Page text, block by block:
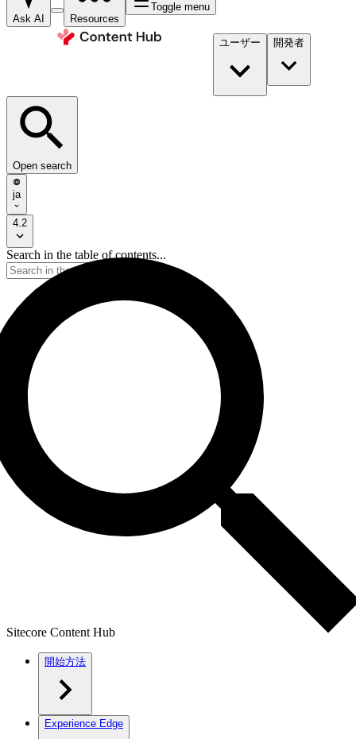
Ask AI Resources
Toggle menu
ユーザー 開発者​
Open search
ja
4.2
Search in the table of contents...
Sitecore Content Hub
開始方法
Experience Edge